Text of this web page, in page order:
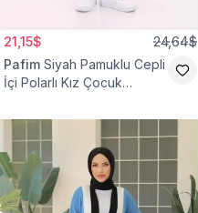
21,15$ 24,64$
Pafim Siyah Pamuklu Cepli
İçi Polarlı Kız Çocuk